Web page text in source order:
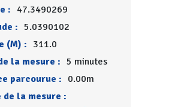
: 47.3490269
: 5.0390102
(M) :
311.0
la mesure : 5 minutes
parcourue : 0.00m
de la mesure :